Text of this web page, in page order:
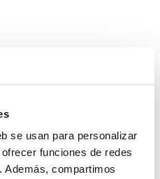
se usan para personalizar
funciones de redes
Además, compartimos
Regístrate para
descargas